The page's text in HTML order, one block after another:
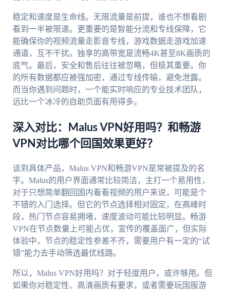
稳定和速度是生命线。无限流量是前提，谁也不想看剧
看到一半被限速。更重要的是智能分流和专线保障，它
能确保你的视频流量走影音专线，游戏数据走游戏加速
通道，互不干扰。独享的高带宽是流畅4K甚至8K画质的
底气。最后，安全和售后往往被忽略，但极其重要。你
的所有数据都应被强加密，通过专线传输，避免泄露。
而当你遇到问题时，一个能实时响应的专业技术团队，
远比一个冰冷的自助页面有用得多。
深入对比：Malus VPN好用吗？和畅游
VPN对比哪个回国效果更好？
谈到具体产品，Malus VPN和畅游VPN是常被提及的名
字。Malus的用户界面通常比较简洁，主打一个易用性，
对于只想简单翻回国内看看视频的用户来说，可能是个
不错的入门选择。但它的节点选择相对固定，在高峰时
段，热门节点容易拥堵，速度波动可能比较明显。畅游
VPN在节点数量上可能占优，宣传的覆盖面广，但实际
体验中，节点的稳定性参差不齐，需要用户有一定的“试
错”能力去手动筛选最优线路。
所以，Malus VPN好用吗？对于轻度用户，或许够用。但
如果你对稳定性、高清画质有要求，或者需要玩国服游